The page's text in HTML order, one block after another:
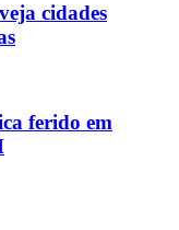
cidades
ferido em